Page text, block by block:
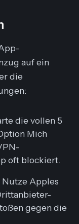
auf ein
die
die vollen 5
Mich
oft blockiert.
Nutze Apples
gegen die